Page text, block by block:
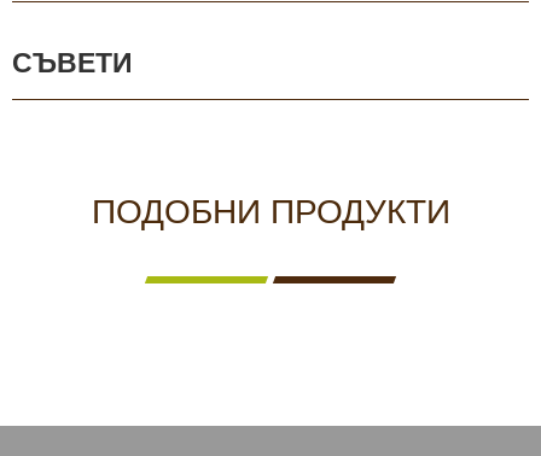
СЪВЕТИ
ПОДОБНИ ПРОДУКТИ